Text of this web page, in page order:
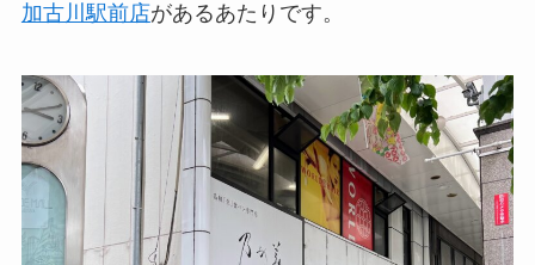
加古川駅前店があるあたりです。